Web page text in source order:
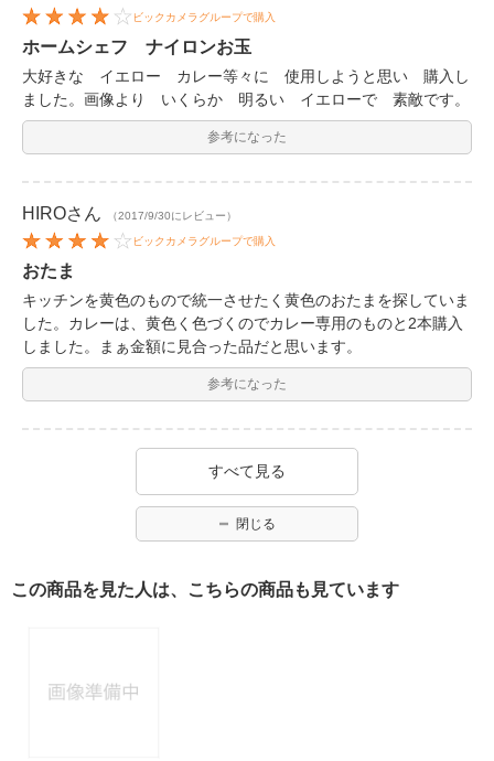
ビックカメラグループで購入
ホームシェフ ナイロンお玉
大好きな イエロー カレー等々に 使用しようと思い 購入し
ました。画像より いくらか 明るい イエローで 素敵です。
参考になった
HIROさん （2017/9/30にレビュー）
ビックカメラグループで購入
おたま
キッチンを黄色のもので統一させたく黄色のおたまを探していま
した。カレーは、黄色く色づくのでカレー専用のものと2本購入
しました。まぁ金額に見合った品だと思います。
参考になった
すべて見る
閉じる
この商品を見た人は、こちらの商品も見ています